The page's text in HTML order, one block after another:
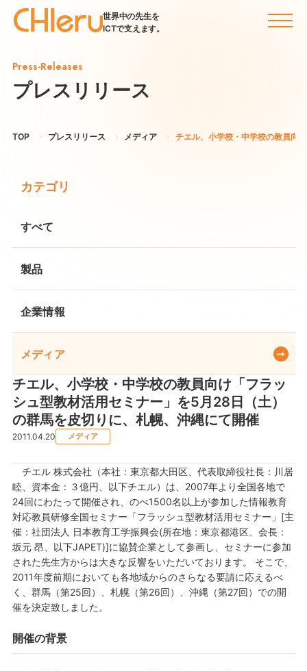
世界中の先生を
ICTで支えます。
Press-Releases
プレスリリース
TOP プレスリリース メディア チエル、小学校・中学校の教員向
カテゴリ
すべて
製品
企業情報
メディア
チエル、小学校・中学校の教員向け「フラッ
シュ型教材活用セミナー」を5月28日（土）
の群馬を皮切りに、札幌、沖縄にて開催
2011.04.20 メディア
チエル 株式会社（本社：東京都大田区、代表取締役社長：川居
睦、資本金：３億円、以下チエル）は、2007年より全国各地で
24回にわたって開催され、のべ1500名以上が参加した情報教育
対応教員研修全国セミナー「フラッシュ型教材活用セミナー」[主
催：社団法人 日本教育工学振興会(所在地：東京都港区、会長：
坂元 昂、以下JAPET)]に協賛企業として参画し、セミナーに参加
された先生方からは大きな反響をいただいております。 そこで、
2011年度前期においても各地域からのさらなる要請に応えるべ
く、群馬（第25回）、札幌（第26回）、沖縄（第27回）での開
催を決定致しました。
開催の背景